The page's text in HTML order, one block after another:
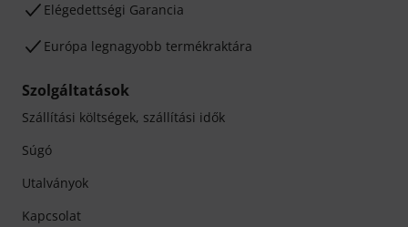
Elégedettségi Garancia
Európa legnagyobb termékraktára
Szolgáltatások
Szállítási költségek, szállítási idők
Súgó
Utalványok
Kapcsolat